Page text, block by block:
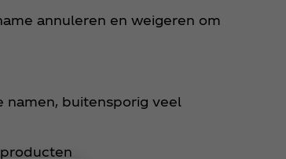
annuleren en weigeren om
namen, buitensporig veel